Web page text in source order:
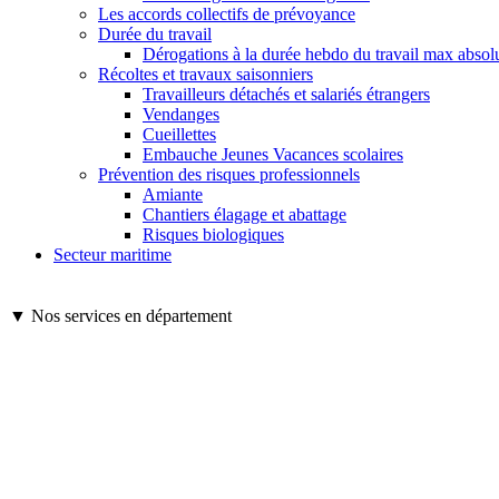
Les accords collectifs de prévoyance
Durée du travail
Dérogations à la durée hebdo du travail max
Récoltes et travaux saisonniers
Travailleurs détachés et salariés étrangers
Vendanges
Cueillettes
Embauche Jeunes Vacances scolaires
Prévention des risques professionnels
Amiante
Chantiers élagage et abattage
Risques biologiques
Secteur maritime
▼ Nos services en département